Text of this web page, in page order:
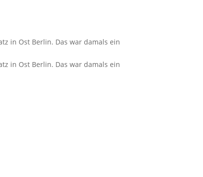
in Ost Berlin. Das war damals ein
in Ost Berlin. Das war damals ein